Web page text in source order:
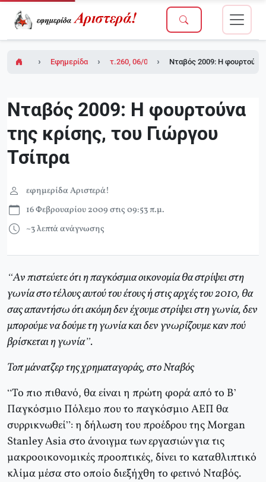
Εφημερίδα Αριστερά!τ.260, 06/02/2009 (σε ένθετο το τ.6 του
Nταβός 2009: Η φουρτούνα
Nταβός 2009: Η φουρτούνα
της κρίσης, του Γιώργου
Τσίπρα
εφημερίδα Αριστερά!
16 Φεβρουαρίου 2009 στις 09:53 π.μ.
~3 λεπτά ανάγνωσης
“Αν πιστεύετε ότι η παγκόσμια οικονομία θα στρίψει στη
γωνία στο τέλους αυτού του έτους ή στις αρχές του 2010, θα
σας απαντήσω ότι ακόμη δεν έχουμε στρίψει στη γωνία, δεν
μπορούμε να δούμε τη γωνία και δεν γνωρίζουμε καν πού
βρίσκεται η γωνία”.
Τοπ μάνατζερ της χρηματαγοράς, στο Νταβός
“Το πιο πιθανό, θα είναι η πρώτη φορά από το Β’
Παγκόσμιο Πόλεμο που το παγκόσμιο ΑΕΠ θα
συρρικνωθεί”: η δήλωση του προέδρου της Morgan
Stanley Asia στο άνοιγμα των εργασιών για τις
μακροοικονομικές προοπτικές, δίνει το καταθλιπτικό
κλίμα μέσα στο οποίο διεξήχθη το φετινό Νταβός.